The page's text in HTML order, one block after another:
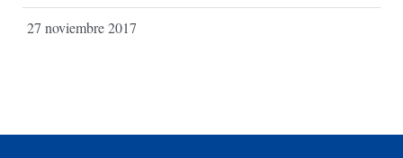
27 noviembre 2017